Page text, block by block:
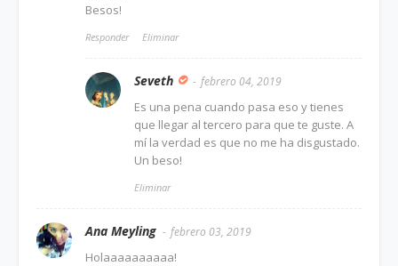
Besos!
Responder Eliminar
Seveth febrero 04, 2019
Es una pena cuando pasa eso y tienes
que llegar al tercero para que te guste. A
mí la verdad es que no me ha disgustado.
Un beso!
Eliminar
Ana Meyling febrero 03, 2019
Holaaaaaaaaaa!